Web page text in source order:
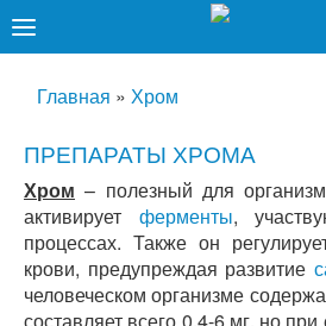
Главная » Хром
ПРЕПАРАТЫ ХРОМА
Хром – полезный для
активирует ферменты,
процессах. Также он
крови, предупреждая развитие
человеческом организме